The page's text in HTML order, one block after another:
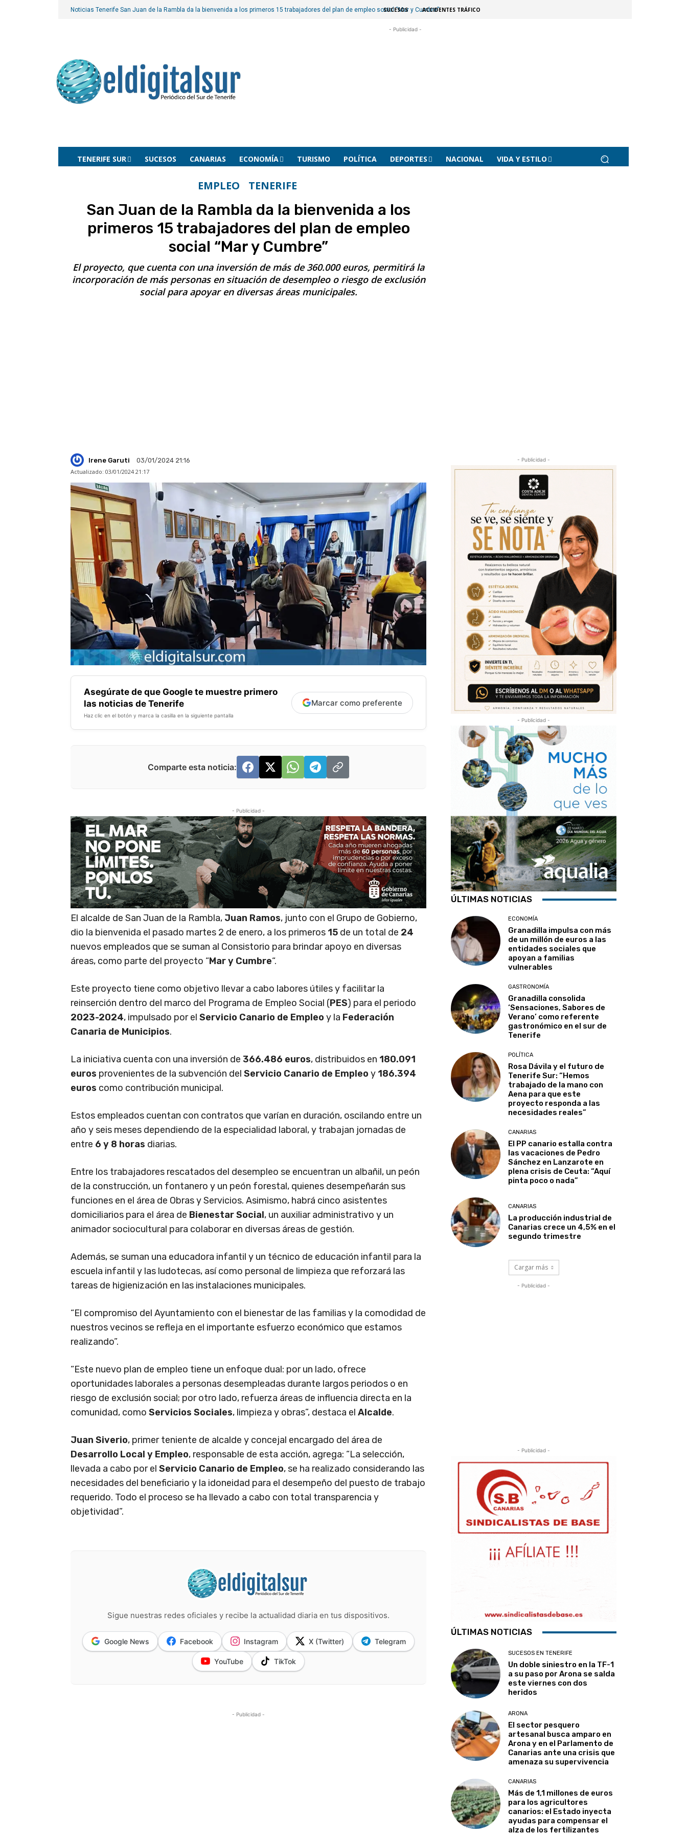
Noticias Tenerife San Juan de la Rambla da la bienvenida a los primeros 15 trabajadores del plan de empleo social “Mar y Cumbre”
SUCESOS ACCIDENTES TRÁFICO
- Publicidad -
TENERIFE SUR SUCESOS CANARIAS ECONOMÍA TURISMO POLÍTICA DEPORTES NACIONAL VIDA Y ESTILO
EMPLEO TENERIFE
San Juan de la Rambla da la bienvenida a los
primeros 15 trabajadores del plan de empleo
social “Mar y Cumbre”
El proyecto, que cuenta con una inversión de más de 360.000 euros, permitirá la
incorporación de más personas en situación de desempleo o riesgo de exclusión
social para apoyar en diversas áreas municipales.
Irene Garuti
03/01/2024 21:16
Actualizado: 03/01/2024 21:17
Asegúrate de que Google te muestre primero
las noticias de Tenerife
Haz clic en el botón y marca la casilla en la siguiente pantalla
Marcar como preferente
Comparte esta noticia:
- Publicidad -
El alcalde de San Juan de la Rambla, Juan Ramos, junto con el Grupo de Gobierno,
dio la bienvenida el pasado martes 2 de enero, a los primeros 15 de un total de 24
nuevos empleados que se suman al Consistorio para brindar apoyo en diversas
áreas, como parte del proyecto “Mar y Cumbre“.
Este proyecto tiene como objetivo llevar a cabo labores útiles y facilitar la
reinserción dentro del marco del Programa de Empleo Social (PES) para el periodo
2023-2024, impulsado por el Servicio Canario de Empleo y la Federación
Canaria de Municipios.
La iniciativa cuenta con una inversión de 366.486 euros, distribuidos en 180.091
euros provenientes de la subvención del Servicio Canario de Empleo y 186.394
euros como contribución municipal.
Estos empleados cuentan con contratos que varían en duración, oscilando entre un
año y seis meses dependiendo de la especialidad laboral, y trabajan jornadas de
entre 6 y 8 horas diarias.
Entre los trabajadores rescatados del desempleo se encuentran un albañil, un peón
de la construcción, un fontanero y un peón forestal, quienes desempeñarán sus
funciones en el área de Obras y Servicios. Asimismo, habrá cinco asistentes
domiciliarios para el área de Bienestar Social, un auxiliar administrativo y un
animador sociocultural para colaborar en diversas áreas de gestión.
Además, se suman una educadora infantil y un técnico de educación infantil para la
escuela infantil y las ludotecas, así como personal de limpieza que reforzará las
tareas de higienización en las instalaciones municipales.
“El compromiso del Ayuntamiento con el bienestar de las familias y la comodidad de
nuestros vecinos se refleja en el importante esfuerzo económico que estamos
realizando”.
“Este nuevo plan de empleo tiene un enfoque dual: por un lado, ofrece
oportunidades laborales a personas desempleadas durante largos periodos o en
riesgo de exclusión social; por otro lado, refuerza áreas de influencia directa en la
comunidad, como Servicios Sociales, limpieza y obras”, destaca el Alcalde.
Juan Siverio, primer teniente de alcalde y concejal encargado del área de
Desarrollo Local y Empleo, responsable de esta acción, agrega: “La selección,
llevada a cabo por el Servicio Canario de Empleo, se ha realizado considerando las
necesidades del beneficiario y la idoneidad para el desempeño del puesto de trabajo
requerido. Todo el proceso se ha llevado a cabo con total transparencia y
objetividad”.
Sigue nuestras redes oficiales y recibe la actualidad diaria en tus dispositivos.
Google News Facebook Instagram X (Twitter) Telegram
YouTube TikTok
- Publicidad -
- Publicidad -
- Publicidad -
ÚLTIMAS NOTICIAS
ECONOMÍA
Granadilla impulsa con más
de un millón de euros a las
entidades sociales que
apoyan a familias
vulnerables
GASTRONOMÍA
Granadilla consolida
‘Sensaciones, Sabores de
Verano’ como referente
gastronómico en el sur de
Tenerife
POLÍTICA
Rosa Dávila y el futuro de
Tenerife Sur: “Hemos
trabajado de la mano con
Aena para que este
proyecto responda a las
necesidades reales”
CANARIAS
El PP canario estalla contra
las vacaciones de Pedro
Sánchez en Lanzarote en
plena crisis de Ceuta: “Aquí
pinta poco o nada”
CANARIAS
La producción industrial de
Canarias crece un 4,5% en el
segundo trimestre
Cargar más
- Publicidad -
- Publicidad -
ÚLTIMAS NOTICIAS
SUCESOS EN TENERIFE
Un doble siniestro en la TF-1
a su paso por Arona se salda
este viernes con dos
heridos
ARONA
El sector pesquero
artesanal busca amparo en
Arona y en el Parlamento de
Canarias ante una crisis que
amenaza su supervivencia
CANARIAS
Más de 1,1 millones de euros
para los agricultores
canarios: el Estado inyecta
ayudas para compensar el
alza de los fertilizantes